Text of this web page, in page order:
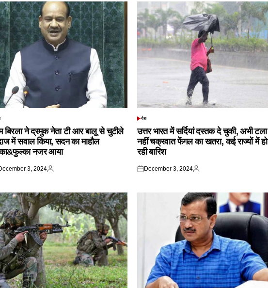
बिरला ने द्रमुक नेता टी आर बालू से चुटीले
में सवाल किया, सदन का माहौल
नजर आया
3, 2024
Posted
POSTED
देश
उत्तर भारत में सर्दियां दस्तक दे चुकी, अभी टला
नहीं चक्रवात फेंगल का खतरा, कई राज्यों में हो
रही बारिश
Posted
December 3, 2024
Posted